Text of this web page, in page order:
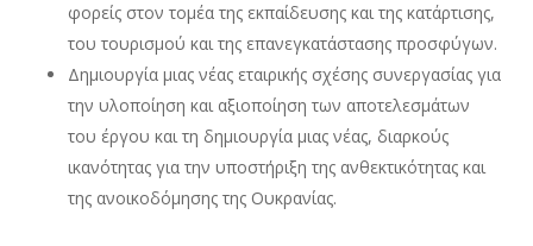
φορείς στον τομέα της εκπαίδευσης και της κατάρτισης,
του τουρισμού και της επανεγκατάστασης προσφύγων.
Δημιουργία μιας νέας εταιρικής σχέσης συνεργασίας για
την υλοποίηση και αξιοποίηση των αποτελεσμάτων
του έργου και τη δημιουργία μιας νέας, διαρκούς
ικανότητας για την υποστήριξη της ανθεκτικότητας και
της ανοικοδόμησης της Ουκρανίας.